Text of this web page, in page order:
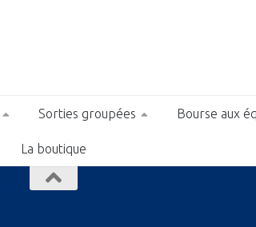
Sorties groupées Bourse aux
La boutique